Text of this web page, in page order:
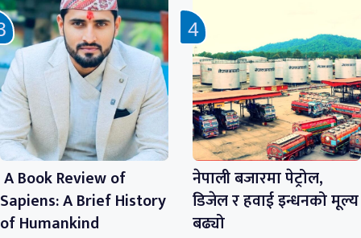
A Book Review of
Sapiens: A Brief History
of Humankind
नेपाली बजारमा पेट्रोल,
डिजेल र हवाई इन्धनको मूल्य
बढ्यो